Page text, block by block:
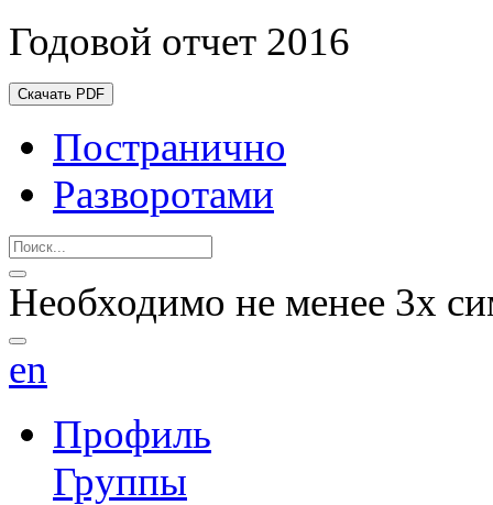
Годовой отчет 2016
Скачать PDF
Постранично
Разворотами
Необходимо не менее 3х
en
Профиль
Группы